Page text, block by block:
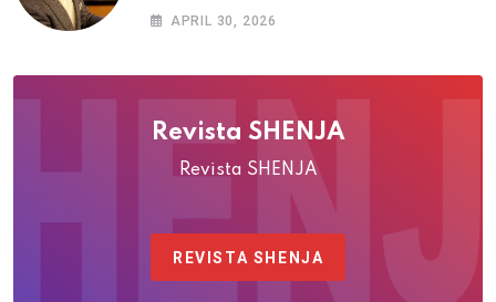
APRIL 30, 2026
Revista SHENJA
Revista SHENJA
REVISTA SHENJA